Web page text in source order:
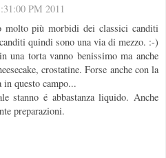
PM 2011
molto più morbidi dei classici canditi
quindi sono una via di mezzo. :-)
una torta vanno benissimo ma anche
crostatine. Forse anche con la
in questo campo...
stanno é abbastanza liquido. Anche
preparazioni.